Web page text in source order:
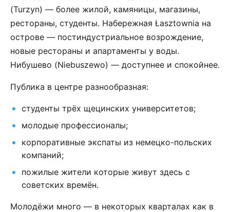
(Turzyn) — более жилой, камяницы, магазины,
рестораны, студенты. Набережная Łasztownia на
острове — постиндустриальное возрождение,
новые рестораны и апартаменты у воды.
Нибушево (Niebuszewo) — доступнее и спокойнее.
Публика в центре разнообразная:
студенты трёх щецинских университетов;
молодые профессионалы;
корпоративные экспаты из немецко-польских
компаний;
пожилые жители которые живут здесь с
советских времён.
Молодёжи много — в некоторых кварталах как в